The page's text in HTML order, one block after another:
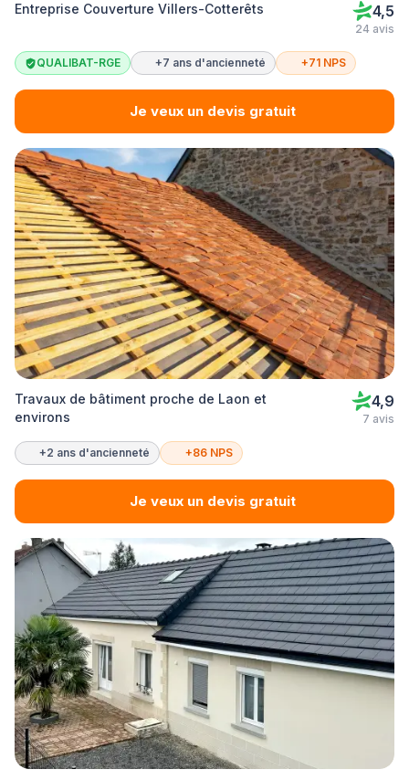
Entreprise Couverture Villers-Cotterêts 4,5
24 avis
QUALIBAT-RGE +7 ans d'ancienneté +71 NPS
Je veux un devis gratuit
Travaux de bâtiment proche de Laon et
environs
4,9
7 avis
+2 ans d'ancienneté +86 NPS
Je veux un devis gratuit